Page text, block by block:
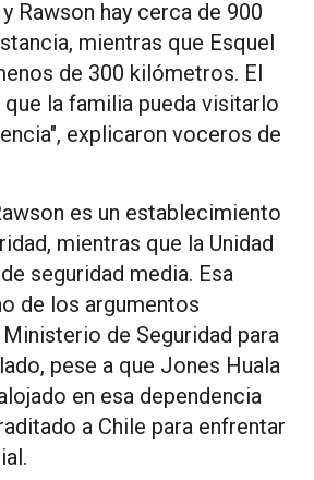
Rawson hay cerca de 900
mientras que Esquel
de 300 kilómetros. El
que la familia pueda visitarlo
explicaron voceros de
es un establecimiento
mientras que la Unidad
seguridad media. Esa
de los argumentos
de Seguridad para
pese a que Jones Huala
en esa dependencia
a Chile para enfrentar